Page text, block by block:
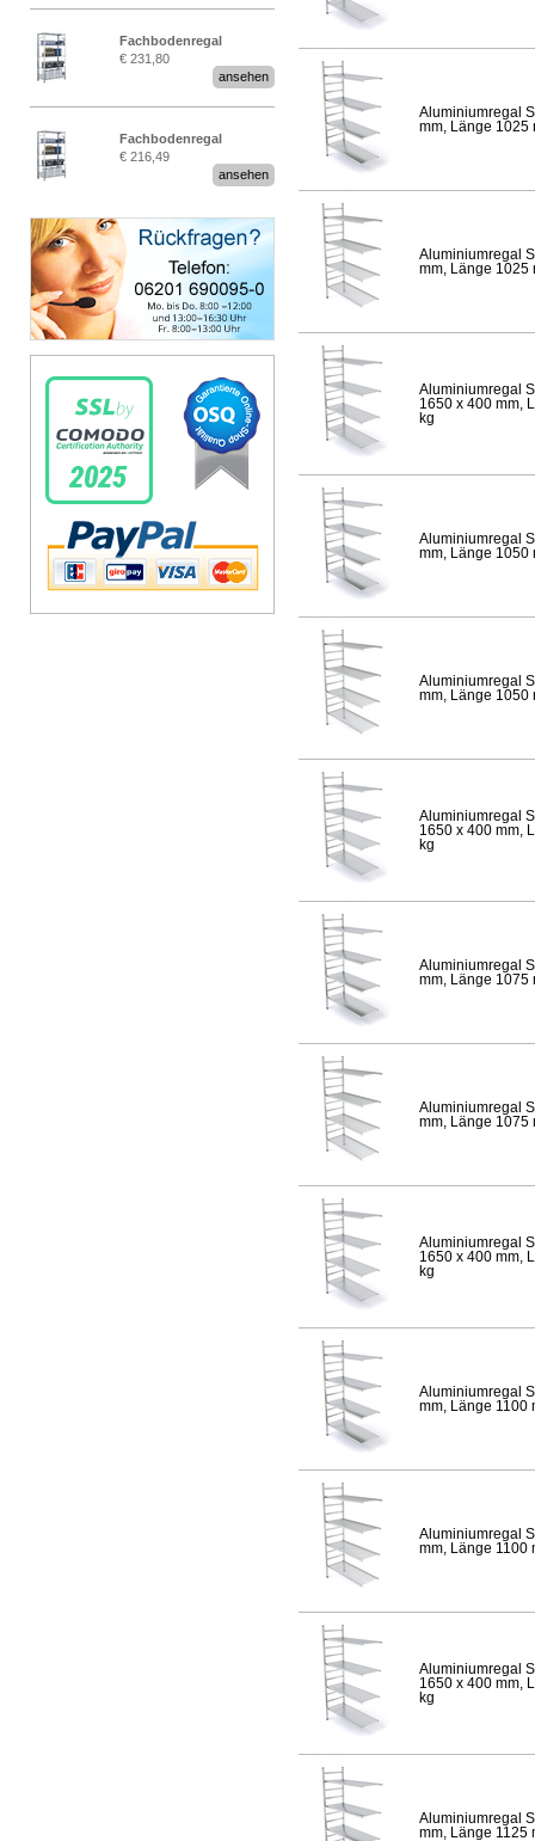
Fachbodenregal
Stecksystem MultiPlus
€ 231,80
ansehen
Fachbodenregal
Stecksystem MultiPlus
€ 216,49
ansehen
Aluminiumregal
mm, Länge 1025
Aluminiumregal
mm, Länge 1025
Aluminiumregal
1650 x 400 mm,
kg
Aluminiumregal
mm, Länge 1050
Aluminiumregal
mm, Länge 1050
Aluminiumregal
1650 x 400 mm,
kg
Aluminiumregal
mm, Länge 1075
Aluminiumregal
mm, Länge 1075
Aluminiumregal
1650 x 400 mm,
kg
Aluminiumregal
mm, Länge 1100
Aluminiumregal
mm, Länge 1100
Aluminiumregal
1650 x 400 mm,
kg
Aluminiumregal
mm, Länge 1125